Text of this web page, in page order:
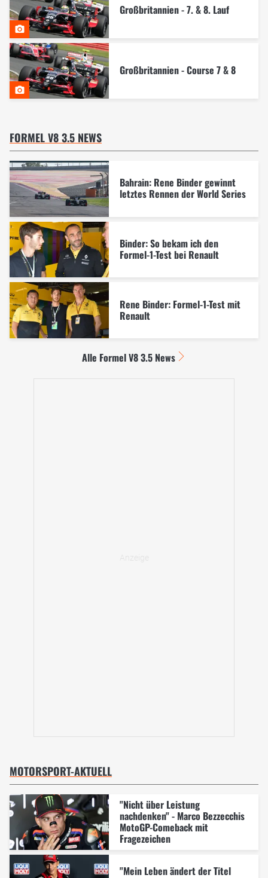
Großbritannien - 7. & 8. Lauf
Großbritannien - Course 7 & 8
FORMEL V8 3.5 NEWS
Bahrain: Rene Binder gewinnt
letztes Rennen der World Series
Binder: So bekam ich den
Formel-1-Test bei Renault
Rene Binder: Formel-1-Test mit
Renault
Alle Formel V8 3.5 News
MOTORSPORT-AKTUELL
"Nicht über Leistung
nachdenken" - Marco Bezzecchis
MotoGP-Comeback mit
Fragezeichen
"Mein Leben ändert der Titel